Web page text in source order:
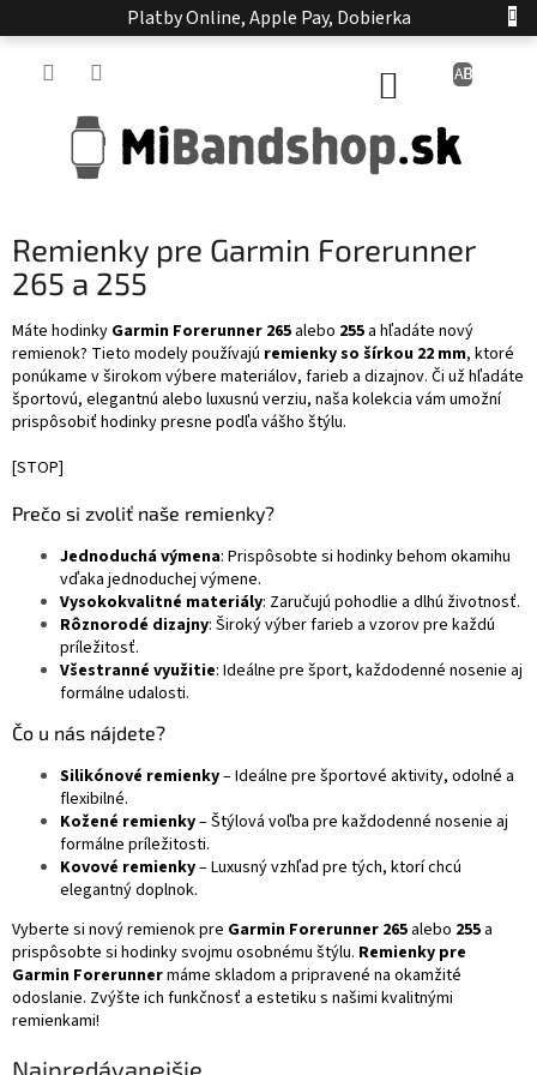
na
Platby Online, Apple Pay, Dobierka
NÁKUPNÝ
Remienky pre Garmin Forerunner
265 a 255
Máte hodinky Garmin Forerunner 265 alebo 255 a hľadáte nový
remienok? Tieto modely používajú remienky so šírkou 22 mm, ktoré
ponúkame v širokom výbere materiálov, farieb a dizajnov. Či už hľadáte
športovú, elegantnú alebo luxusnú verziu, naša kolekcia vám umožní
prispôsobiť hodinky presne podľa vášho štýlu.
[STOP]
Prečo si zvoliť naše remienky?
Jednoduchá výmena: Prispôsobte si hodinky behom okamihu
vďaka jednoduchej výmene.
Vysokokvalitné materiály: Zaručujú pohodlie a dlhú životnosť.
Rôznorodé dizajny: Široký výber farieb a vzorov pre každú
príležitosť.
Všestranné využitie: Ideálne pre šport, každodenné nosenie aj
formálne udalosti.
Čo u nás nájdete?
Silikónové remienky– Ideálne pre športové aktivity, odolné a
flexibilné.
Kožené remienky– Štýlová voľba pre každodenné nosenie aj
formálne príležitosti.
Kovové remienky– Luxusný vzhľad pre tých, ktorí chcú
elegantný doplnok.
Vyberte si nový remienok pre Garmin Forerunner 265 alebo 255 a
prispôsobte si hodinky svojmu osobnému štýlu. Remienky pre
Garmin Forerunnermáme skladom a pripravené na okamžité
odoslanie. Zvýšte ich funkčnosť a estetiku s našimi kvalitnými
remienkami!